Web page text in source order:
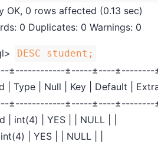
OK, 0 rows affected (0.13 sec)
0 Duplicates: 0 Warnings: 0
DESC student;
±------------±-----±----±--------
| Type | Null | Key | Default | Extra
±------------±-----±----±--------
| int(4) | YES | | NULL | |
int(4) | YES | | NULL | |